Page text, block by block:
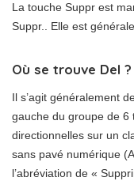
La touche Suppr est
Suppr.. Elle est
Où se trouve Del ?
Il s’agit généralement
gauche du groupe de 6
directionnelles sur un
sans pavé numérique
l’abréviation de «